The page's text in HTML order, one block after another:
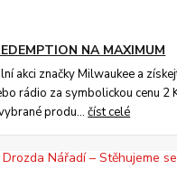
NA MAXIMUM
akci značky Milwaukee a
rádio za symbolickou cenu 2
produ...číst celé